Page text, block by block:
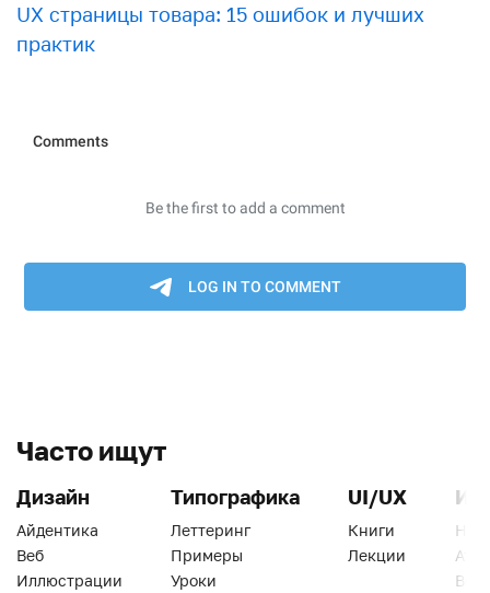
UX страницы товара: 15 ошибок и лучших
практик
Часто ищут
Дизайн
Айдентика
Веб
Иллюстрации
Типографика
Леттеринг
Примеры
Уроки
UI/UX
Книги
Лекции
Веб